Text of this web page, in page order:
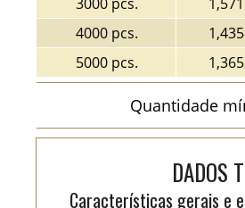
4000 pcs.
5000 pcs.
Quantidade
DADOS
Características gerais e